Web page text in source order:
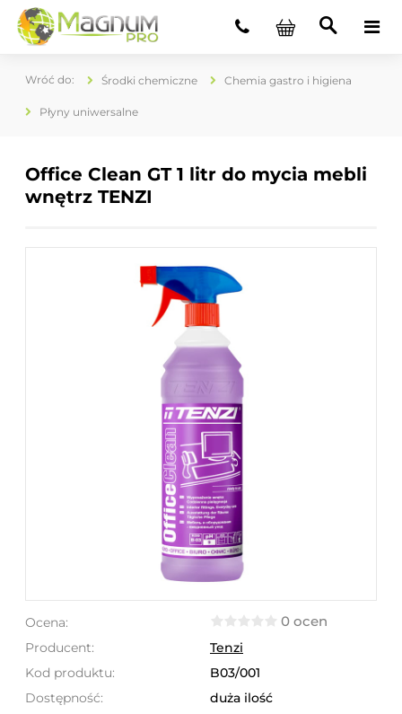
Środki chemiczne Chemia gastro i higiena
Płyny uniwersalne
Office Clean GT 1 litr do mycia mebli
wnętrz TENZI
Ocena: 0 ocen
Producent:
Tenzi
Kod produktu:
B03/001
Dostępność:
duża ilość